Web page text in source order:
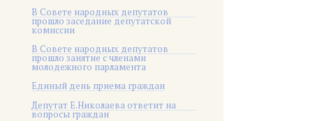
В Совете народных депутатов
прошло заседание депутатской
комиссии
В Совете народных депутатов
прошло занятие с членами
молодежного парламента
Единый день приема граждан
Депутат Е.Николаева ответит на
вопросы граждан